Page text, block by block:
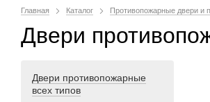
Главная Каталог Противопожарные двери и
Двери
Двери противопожарные
всех типов